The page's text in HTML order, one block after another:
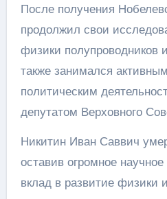
После получения
продолжил свои
физики полупроводников
также занимался
политическим
депутатом Верховного
Никитин Иван Саввич
оставив огромное
вклад в развитие физики